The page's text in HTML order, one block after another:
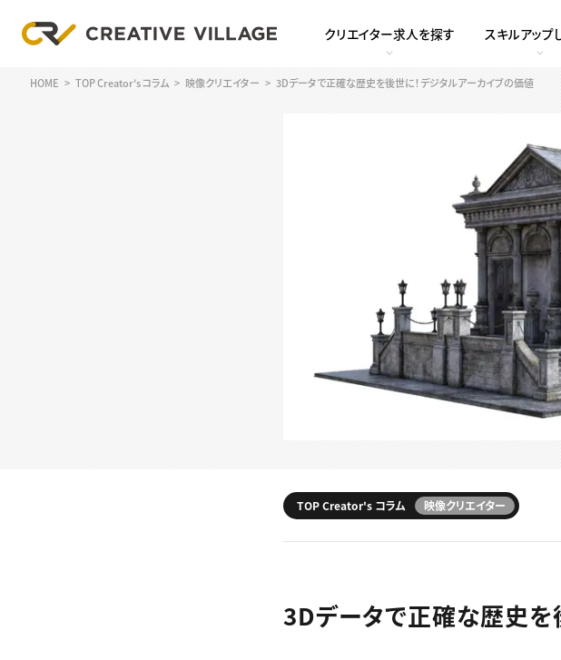
クリエイター求人を探す スキルアップ
HOME TOP Creator's コラム 映像クリエイター 3Dデータで正確な歴史を後世に！デジタルアーカイブの価値
TOP Creator's コラム 映像クリエイター
3Dデータで正確な歴史を